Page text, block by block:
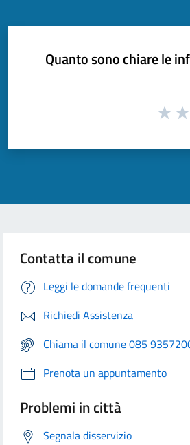
Quanto sono chiare le
Contatta il comune
Leggi le domande frequenti
Richiedi Assistenza
Chiama il comune 085
Prenota un appuntamento
Problemi in città
Segnala disservizio